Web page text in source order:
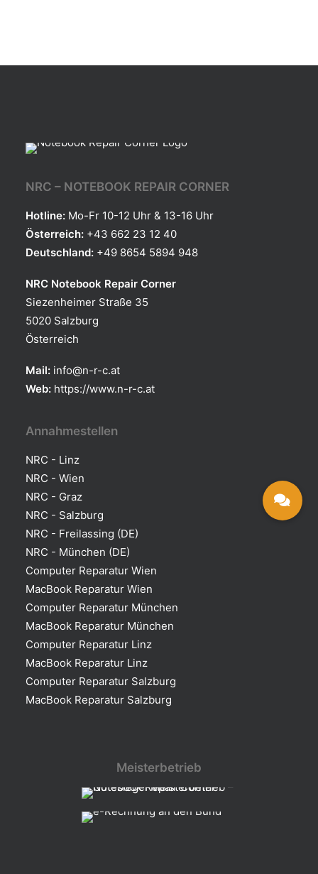
NRC – NOTEBOOK REPAIR CORNER
Hotline: Mo-Fr 10-12 Uhr & 13-16 Uhr
Österreich: +43 662 23 12 40
Deutschland: +49 8654 5894 948
NRC Notebook Repair Corner
Siezenheimer Straße 35
5020 Salzburg
Österreich
Mail: info@n-r-c.at
Web: https://www.n-r-c.at
Annahmestellen
NRC - Linz
NRC - Wien
NRC - Graz
NRC - Salzburg
NRC - Freilassing (DE)
NRC - München (DE)
Computer Reparatur Wien
MacBook Reparatur Wien
Computer Reparatur München
MacBook Reparatur München
Computer Reparatur Linz
MacBook Reparatur Linz
Computer Reparatur Salzburg
MacBook Reparatur Salzburg
Meisterbetrieb